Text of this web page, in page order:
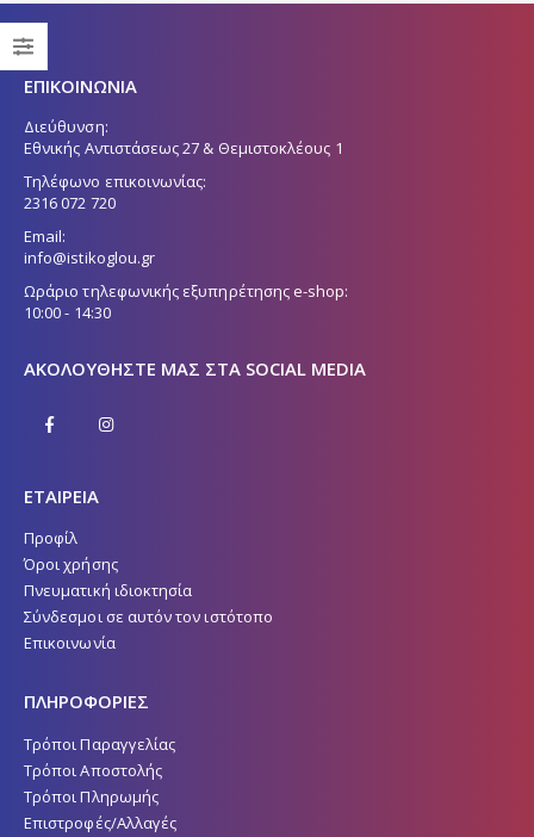
ΕΠΙΚΟΙΝΩΝΙΑ
Διεύθυνση:
Εθνικής Αντιστάσεως 27 & Θεμιστοκλέους 1
Τηλέφωνο επικοινωνίας:
2316 072 720
Email:
info@istikoglou.gr
Ωράριο τηλεφωνικής εξυπηρέτησης e-shop:
10:00 - 14:30
ΑΚΟΛΟΥΘΉΣΤΕ ΜΑΣ ΣΤΑ SOCIAL MEDIA
ΕΤΑΙΡΕΙΑ
Προφίλ
Όροι χρήσης
Πνευματική ιδιοκτησία
Σύνδεσμοι σε αυτόν τον ιστότοπο
Επικοινωνία
ΠΛΗΡΟΦΟΡΙΕΣ
Τρόποι Παραγγελίας
Τρόποι Αποστολής
Τρόποι Πληρωμής
Επιστροφές/Αλλαγές